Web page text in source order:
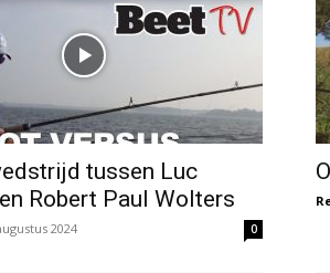
tussen Luc
Robert Paul Wolters
2024 0